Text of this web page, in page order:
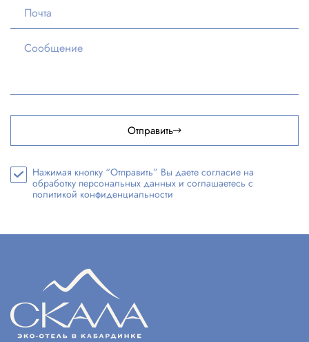
Отправить
Нажимая кнопку “Отправить” Вы даете согласие на
обработку персональных данных и соглашаетесь с
политикой конфиденциальности